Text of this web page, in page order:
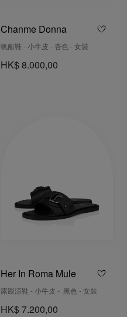
Chanme Donna
帆船鞋 - 小牛皮 - 杏色 - 女裝
HK$ 8.000,00
Her In Roma Mule
露跟涼鞋 - 小牛皮 - 黑色 - 女裝
HK$ 7.200,00